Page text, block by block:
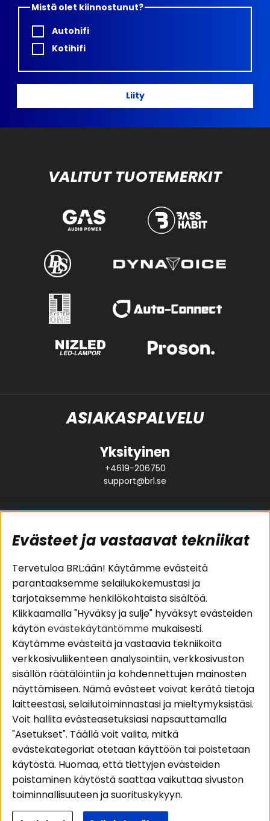
Mistä olet kiinnostunut?
Autohifi
Kotihifi
Liity
VALITUT TUOTEMERKIT
ASIAKASPALVELU
Yksityinen
+4619-206750
support@brl.se
Suositut sivut
Pakettiratkaisut
Autostereot
Kaiuttimet
Päätevahvistimet
Lisätarvikkeet
Kaapelit
Asiakaspalvelu
Evästeet
Huolto- ja
takuutiedot
Ostoehdot
Palautus
Tietosuojapolitiikka
Alueet
Autohifi
Kotihifi
Uutuudet
Seuraa meitä
Instagram
Facebook
Youtube
Tiktok
Evästeet ja vastaavat tekniikat
Tervetuloa BRL:ään! Käytämme evästeitä
parantaaksemme selailukokemustasi ja
tarjotaksemme henkilökohtaista sisältöä.
Klikkaamalla "Hyväksy ja sulje" hyväksyt evästeiden
käytönevästekäytäntömme mukaisesti.
Käytämme evästeitä ja vastaavia tekniikoita
verkkosivuliikenteen analysointiin, verkkosivuston
sisällön räätälöintiin ja kohdennettujen mainosten
näyttämiseen. Nämä evästeet voivat kerätä tietoja
laitteestasi, selailutoiminnastasi ja mieltymyksistäsi.
Voit hallita evästeasetuksiasi napsauttamalla
"Asetukset". Täällä voit valita, mitkä
evästekategoriat otetaan käyttöön tai poistetaan
käytöstä. Huomaa, että tiettyjen evästeiden
poistaminen käytöstä saattaa vaikuttaa sivuston
toiminnallisuuteen ja suorituskykyyn.